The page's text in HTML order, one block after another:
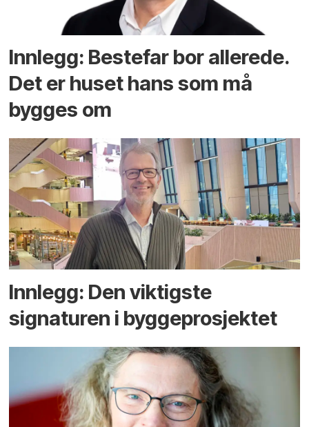
Innlegg: Bestefar bor allerede.
Det er huset hans som må
bygges om
Innlegg: Den viktigste
signaturen i bygge­­prosjektet